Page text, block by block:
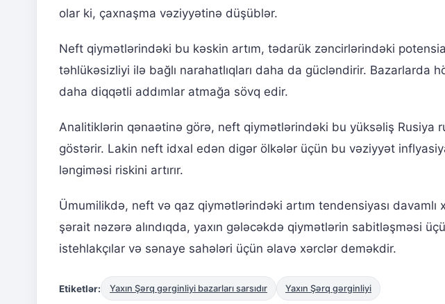
olar ki, çaxnaşma vəziyyətinə düşüblər.
Neft qiymətlərindəki bu kəskin artım, tədarük zəncirlərindəki
təhlükəsizliyi ilə bağlı narahatlıqları daha da gücləndirir. Bazarlarda
daha diqqətli addımlar atmağa sövq edir.
Analitiklərin qənaətinə görə, neft qiymətlərindəki bu yüksəliş Rusiya
göstərir. Lakin neft idxal edən digər ölkələr üçün bu vəziyyət
ləngiməsi riskini artırır.
Ümumilikdə, neft və qaz qiymətlərindəki artım tendensiyası davamlı
şərait nəzərə alındıqda, yaxın gələcəkdə qiymətlərin sabitləşməsi
istehlakçılar və sənaye sahələri üçün əlavə xərclər deməkdir.
Etiketlər: Yaxın Şərq gərginliyi bazarları sarsıdır Yaxın Şərq gərginliyi